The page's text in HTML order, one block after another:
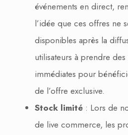
événements en direct,
l’idée que ces offres ne
disponibles après la
utilisateurs à prendre des
immédiates pour
de l’offre exclusive.
Stock limité : Lors de
de live commerce, les